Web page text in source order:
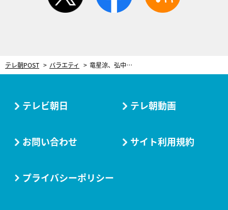
テレ朝POST バラエティ 竜星涼、弘中綾香アナのバラエティでの姿に「Mステの時と全然違う」と驚き
テレビ朝日 テレ朝動画
お問い合わせ サイト利用規約
プライバシーポリシー